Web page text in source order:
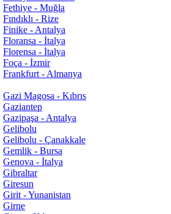
Fethiye - Muğla
Fındıklı - Rize
Finike - Antalya
Floransa - İtalya
Florensa - İtalya
Foça - İzmir
Frankfurt - Almanya
Gazi Magosa - Kıbrıs
Gaziantep
Gazipaşa - Antalya
Gelibolu
Gelibolu - Çanakkale
Gemlik - Bursa
Genova - İtalya
Gibraltar
Giresun
Girit - Yunanistan
Girne